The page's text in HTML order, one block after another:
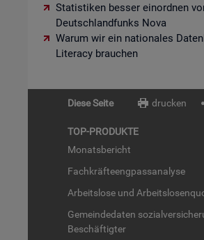
Statistiken besser einordnen
Deutschlandfunks Nova
Warum wir ein nationales
Literacy brauchen
Diese Seite drucken
TOP-PRO­DUK­TE
Mo­nats­be­richt
Fach­kräf­te­eng­pass­ana­ly­se
Ar­beits­lo­se und
Ge­mein­de­da­ten
Be­schäf­tig­ter